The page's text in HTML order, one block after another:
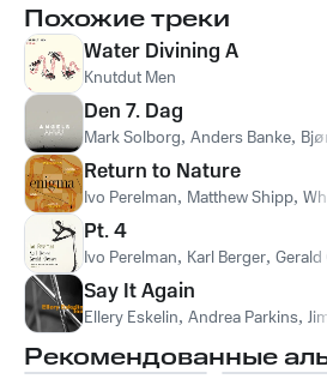
Похожие треки
Water Divining A
Knutdut Men
Den 7. Dag
Mark Solborg, Anders Banke,
Return to Nature
Ivo Perelman, Matthew Shipp,
Pt. 4
Ivo Perelman, Karl Berger, Gerald
Say It Again
Ellery Eskelin, Andrea Parkins,
Рекомендованные